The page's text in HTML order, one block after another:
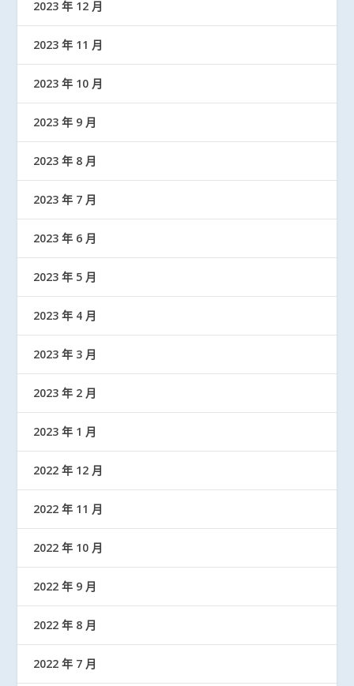
2023 年 12 月
2023 年 11 月
2023 年 10 月
2023 年 9 月
2023 年 8 月
2023 年 7 月
2023 年 6 月
2023 年 5 月
2023 年 4 月
2023 年 3 月
2023 年 2 月
2023 年 1 月
2022 年 12 月
2022 年 11 月
2022 年 10 月
2022 年 9 月
2022 年 8 月
2022 年 7 月